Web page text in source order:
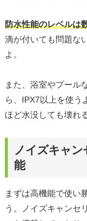
防水性能のレベルは
滴が付いても問題な
よ。
また、浴室やプール
ら、IPX7以上を使う
ほど水没しても壊れ
ノイズキャ
能
まずは高機能で使い
う。ノイズキャンセ